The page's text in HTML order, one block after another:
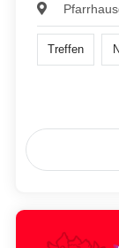
Treffen